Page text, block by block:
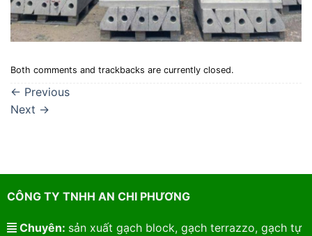
Both comments and trackbacks are currently closed.
← Previous
Next →
CÔNG TY TNHH AN CHI PHƯƠNG
Chuyên: sản xuất gạch block, gạch terrazzo, gạch tự